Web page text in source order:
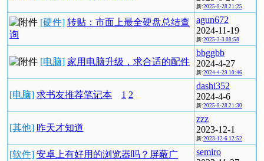
新:2025-9-28 21:25
[硬件] 转贴：市面上最全硬盘总结查
询
agun672
2024-11-19
新:2025-3-3 08:58
[电脑] 家用电脑升级，求合适的配件
bbggbb
2024-4-27
新:2024-4-29 10:46
[电脑] 求书友推荐笔记本 1 2
dashi352
2024-4-6
新:2025-9-28 21:30
[其他] 昨天才知道
zzz
2023-12-1
新:2023-12-6 12:52
[软件] 安卓上有好用的浏览器吗？屏蔽广
semiro